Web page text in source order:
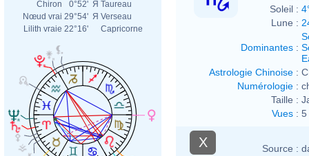
Chiron
0°52' Я Taureau
Nœud vrai 29°54' Я Verseau
Lilith vraie 22°16' Capricorne
Soleil :
Lune :
Dominantes :
Astrologie Chinoise :
Numérologie :
Taille :
Vues : 5
X Source :